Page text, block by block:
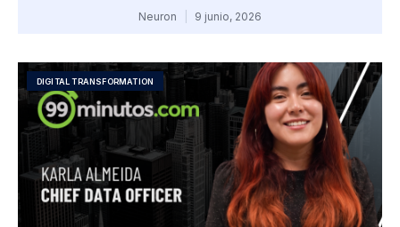
Neuron 9 junio, 2026
DIGITAL TRANSFORMATION